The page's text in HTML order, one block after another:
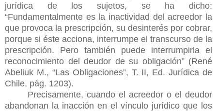
jurídica de los sujetos, se ha dicho:
“Fundamentalmente es la inactividad del acreedor la
que provoca la prescripción, su desinterés por cobrar,
porque si éste acciona, interrumpe el transcurso de la
prescripción. Pero también puede interrumpirla el
reconocimiento del deudor de su obligación” (René
Abeliuk M., “Las Obligaciones”, T. II, Ed. Jurídica de
Chile, pág. 1203).
Precisamente, cuando el acreedor o el deudor
abandonan la inacción en el vínculo jurídico que los